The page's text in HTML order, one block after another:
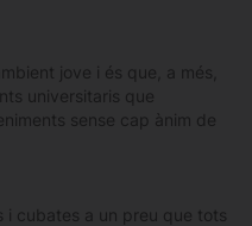
jove i és que, a més,
universitaris que
sense cap ànim de
i cubates a un preu que tots